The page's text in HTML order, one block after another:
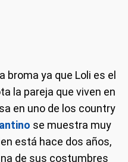
broma ya que Loli es el
la pareja que viven en
en uno de los country
se muestra muy
está hace dos años,
de sus costumbres